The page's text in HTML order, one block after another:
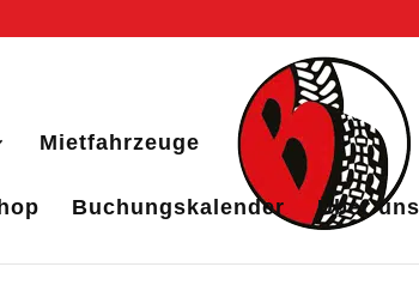
Mietfahrzeuge
Buchungskalender Über uns